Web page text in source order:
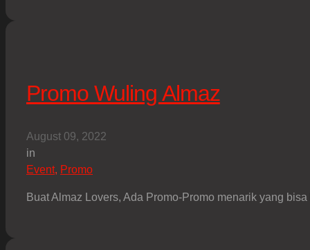
Promo Wuling Almaz
August 09, 2022
in
Event, Promo
Buat Almaz Lovers, Ada Promo-Promo menarik yang